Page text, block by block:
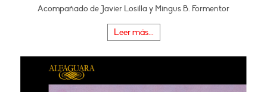
Acompañado de Javier Losilla y Mingus B. Formentor
Leer más...